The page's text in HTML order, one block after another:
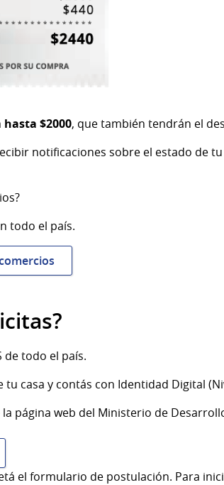
$2000, que también tendrán el
notificaciones sobre el estado de
todo el país.
de todo el país.
casa y contás con Identidad Digital
la página web del Ministerio de
el formulario de postulación. Para